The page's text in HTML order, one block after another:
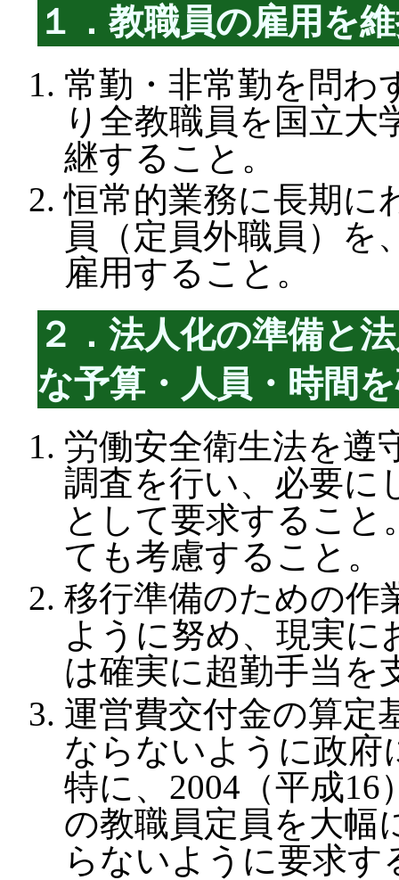
１．教職員の雇用を
常勤・非常勤を問わ
り全教職員を国立大
継すること。
恒常的業務に長期に
員（定員外職員）を
雇用すること。
２．法人化の準備と
な予算・人員・時間
労働安全衛生法を遵
調査を行い、必要に
として要求するこ
ても考慮すること。
移行準備のための作
ように努め、現実に
は確実に超勤手当を
運営費交付金の算定
ならないように政府
特に、2004（平成
の教職員定員を大幅
らないように要求す